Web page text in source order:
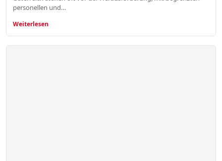
personellen und…
Weiterlesen